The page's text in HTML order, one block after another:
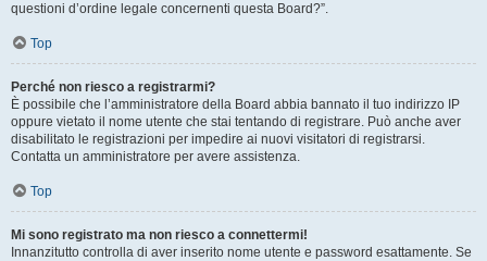
questioni d’ordine legale concernenti questa Board?”.
Top
Perché non riesco a registrarmi?
È possibile che l’amministratore della Board abbia bannato il tuo indirizzo IP
oppure vietato il nome utente che stai tentando di registrare. Può anche aver
disabilitato le registrazioni per impedire ai nuovi visitatori di registrarsi.
Contatta un amministratore per avere assistenza.
Top
Mi sono registrato ma non riesco a connettermi!
Innanzitutto controlla di aver inserito nome utente e password esattamente. Se